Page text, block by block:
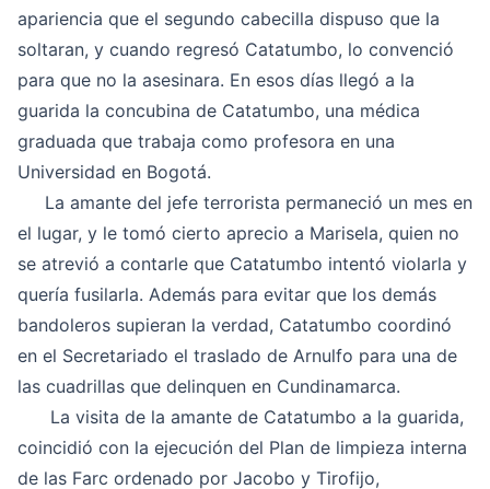
apariencia que el segundo cabecilla dispuso que la
soltaran, y cuando regresó Catatumbo, lo convenció
para que no la asesinara. En esos días llegó a la
guarida la concubina de Catatumbo, una médica
graduada que trabaja como profesora en una
Universidad en Bogotá.
La amante del jefe terrorista permaneció un mes en
el lugar, y le tomó cierto aprecio a Marisela, quien no
se atrevió a contarle que Catatumbo intentó violarla y
quería fusilarla. Además para evitar que los demás
bandoleros supieran la verdad, Catatumbo coordinó
en el Secretariado el traslado de Arnulfo para una de
las cuadrillas que delinquen en Cundinamarca.
La visita de la amante de Catatumbo a la guarida,
coincidió con la ejecución del Plan de limpieza interna
de las Farc ordenado por Jacobo y Tirofijo,